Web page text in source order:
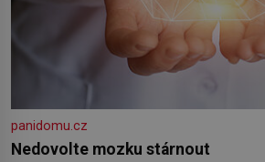
panidomu.cz
Nedovolte mozku stárnout